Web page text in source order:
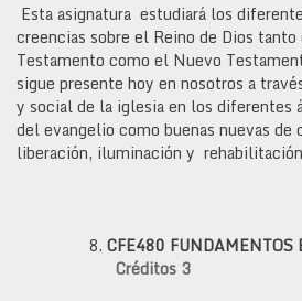
Esta asignatura estudiará los
creencias sobre el Reino de Dios
Testamento como el Nuevo
sigue presente hoy en nosotros a
y social de la iglesia en los diferentes
del evangelio como buenas nuevas de
liberación, iluminación y
CFE480 FUNDAMENTOS
Créditos 3